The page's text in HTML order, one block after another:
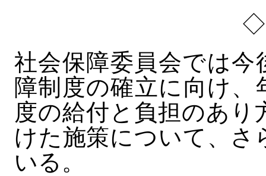
社会保障委員会では今
障制度の確立に向け
度の給付と負担のあ
けた施策について、
いる。